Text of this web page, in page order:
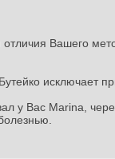
Вашего
исключает
у Вас Marina,